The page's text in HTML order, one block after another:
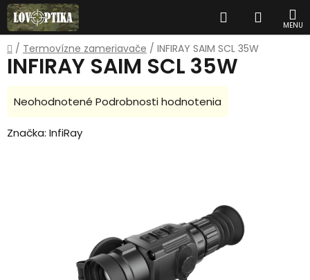
Prejsť
na
obsah
Hľadať
KOŠÍK
Domov
/ Termovízne zameriavače / INFIRAY SAIM SCL 35W
INFIRAY SAIM SCL 35W
Priemerné
produktu
Neohodnotené Podrobnosti hodnotenia
Značka: InfiRay